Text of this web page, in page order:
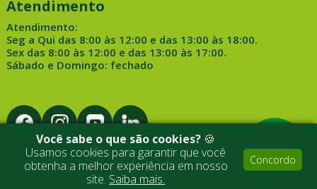
Atendimento
Atendimento:
Seg a Qui das 8:00 às 12:00 e das 13:00 às 18:00.
Sex das 8:00 às 12:00 e das 13:00 às 17:00.
Sábado e Domingo: fechado
Desenvolvido por Medialine
Você sabe o que são cookies? 🍪
Usamos cookies para garantir que você
obtenha a melhor experiência em nosso
site. Saiba mais.
Concordo